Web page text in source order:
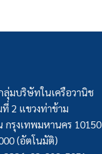
มบริษัทในเครือวานิช
2 แขวงท่าข้าม
กรุงเทพมหานคร 10150
(อัตโนมัติ)